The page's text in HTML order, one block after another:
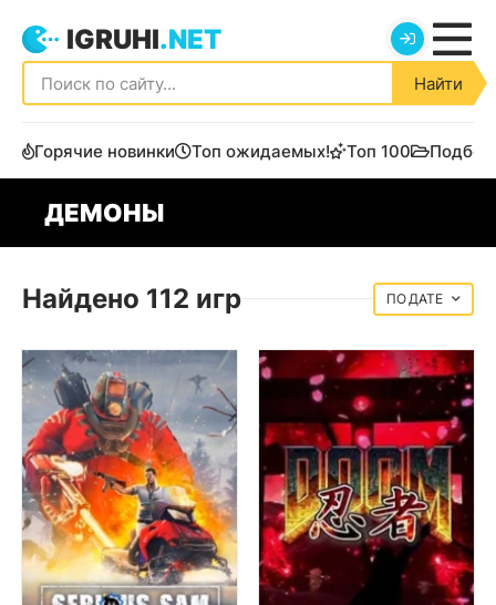
IGRUHI.NET
Найти
Горячие новинки Топ ожидаемых! Топ 100
ДЕМОНЫ
Найдено 112 игр ДАТЕ